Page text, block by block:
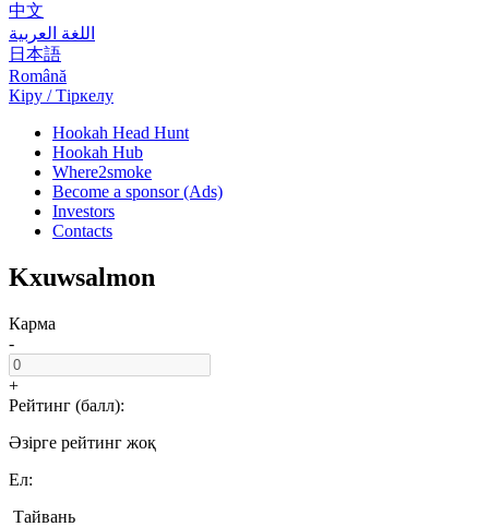
中文
اللغة العربية
日本語
Română
Кіру / Тіркелу
Hookah Head Hunt
Hookah Hub
Where2smoke
Become a sponsor (Ads)
Investors
Contacts
Kxuwsalmon
Карма
-
+
Рейтинг (балл):
Әзірге рейтинг жоқ
Ел:
Тайвань